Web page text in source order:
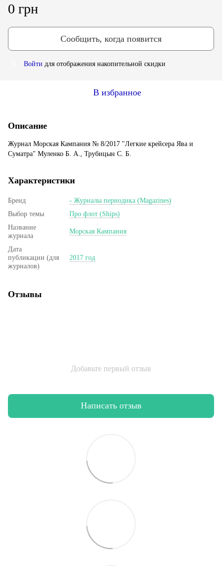
0 грн
Сообщить, когда появится
Войти для отображения накопительной скидки
В избранное
Описание
Журнал Морская Кампания № 8/2017 "Легкие крейсера Ява и
Суматра" Муленко Б. А., Трубицын С. Б.
Характеристики
Бренд
- Журналы периодика (Magazines)
Выбор темы
Про флот (Ships)
Название
журнала
Морская Кампания
Дата
публикации (для
журналов)
2017 год
Отзывы
Добавьте первый отзыв
Написать отзыв